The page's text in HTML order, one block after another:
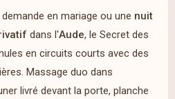
en mariage ou une nuit
dans l'Aude, le Secret des
en circuits courts avec des
Massage duo dans
livré devant la porte, planche